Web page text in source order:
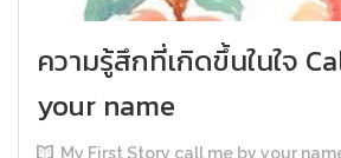
ความรู้สึกที่เกิดขึ้นในใจ
your name
My First Story call me by your